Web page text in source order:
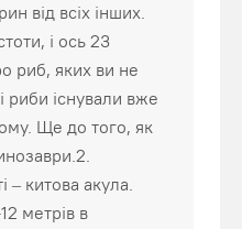
від всіх інших.
і ось 23
риб, яких ви не
риби існували вже
Ще до того, як
– китова акула.
метрів в